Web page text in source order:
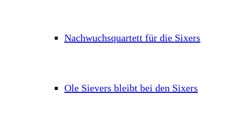
Nachwuchsquartett für die Sixers
Ole Sievers bleibt bei den Sixers